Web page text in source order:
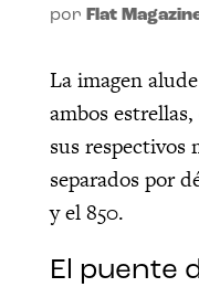
por Flat
La imagen
ambos
sus respectivos
separados por
y el 850.
El puente